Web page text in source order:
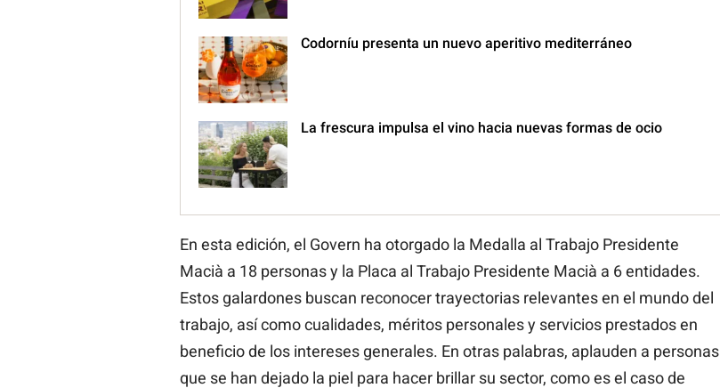
Codorníu presenta un nuevo aperitivo mediterráneo
La frescura impulsa el vino hacia nuevas formas de ocio
En esta edición, el Govern ha otorgado la Medalla al Trabajo Presidente
Macià a 18 personas y la Placa al Trabajo Presidente Macià a 6 entidades.
Estos galardones buscan reconocer trayectorias relevantes en el mundo del
trabajo, así como cualidades, méritos personales y servicios prestados en
beneficio de los intereses generales. En otras palabras, aplauden a personas
que se han dejado la piel para hacer brillar su sector, como es el caso de